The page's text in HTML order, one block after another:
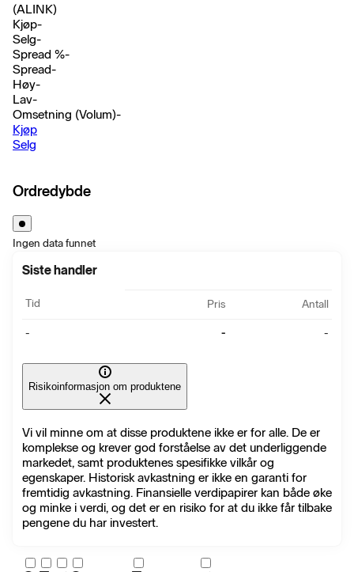
(ALINK)
Kjøp-
Selg-
Spread %-
Spread-
Høy-
Lav-
Omsetning (Volum)-
Kjøp
Selg
Ordredybde
Ingen data funnet
Siste handler
Tid Pris Antall
- - -
Risikoinformasjon om produktene
Vi vil minne om at disse produktene ikke er for alle. De er
komplekse og krever god forståelse av det underliggende
markedet, samt produktenes spesifikke vilkår og
egenskaper. Historisk avkastning er ikke en garanti for
fremtidig avkastning. Finansielle verdipapirer kan både øke
og minke i verdi, og det er en risiko for at du ikke får tilbake
pengene du har investert.